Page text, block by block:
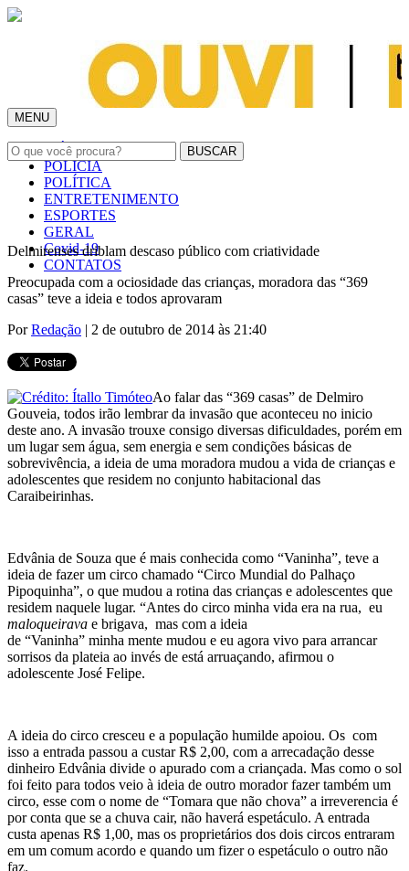
MENU
INÍCIO
POLÍCIA
POLÍTICA
ENTRETENIMENTO
ESPORTES
GERAL
Covid-19
CONTATOS
Delmirenses driblam descaso público com criatividade
Preocupada com a ociosidade das crianças, moradora das “369
casas” teve a ideia e todos aprovaram
PorRedação | 2 de outubro de 2014 às 21:40
Ao falar das “369 casas” de Delmiro
Gouveia, todos irão lembrar da invasão que aconteceu no inicio
deste ano. A invasão trouxe consigo diversas dificuldades, porém em
um lugar sem água, sem energia e sem condições básicas de
sobrevivência, a ideia de uma moradora mudou a vida de crianças e
adolescentes que residem no conjunto habitacional das
Caraibeirinhas.
Edvânia de Souza que é mais conhecida como “Vaninha”, teve a
ideia de fazer um circo chamado “Circo Mundial do Palhaço
Pipoquinha”, o que mudou a rotina das crianças e adolescentes que
residem naquele lugar. “Antes do circo minha vida era na rua, eu
maloqueirava e brigava, mas com a ideia
de “Vaninha” minha mente mudou e eu agora vivo para arrancar
sorrisos da plateia ao invés de está arruaçando, afirmou o
adolescente José Felipe.
A ideia do circo cresceu e a população humilde apoiou. Os com
isso a entrada passou a custar R$ 2,00, com a arrecadação desse
dinheiro Edvânia divide o apurado com a criançada. Mas como o sol
foi feito para todos veio à ideia de outro morador fazer também um
circo, esse com o nome de “Tomara que não chova” a irreverencia é
por conta que se a chuva cair, não haverá espetáculo. A entrada
custa apenas R$ 1,00, mas os proprietários dos dois circos entraram
em um comum acordo e quando um fizer o espetáculo o outro não
faz.